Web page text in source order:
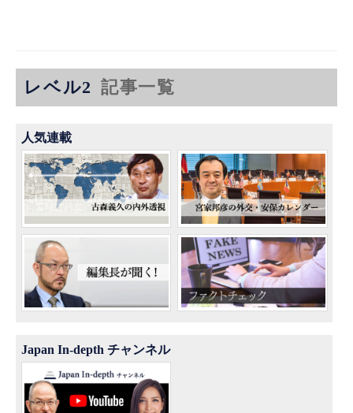
レベル2 記事一覧
人気連載
Japan In-depth チャンネル